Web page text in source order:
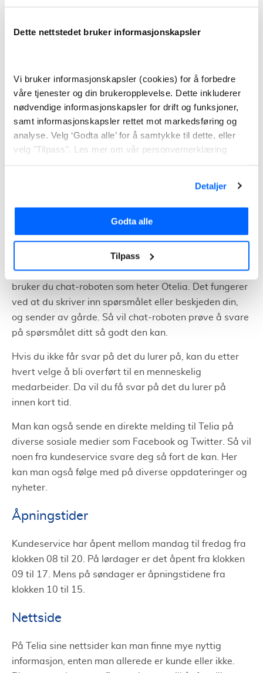
Dette nettstedet bruker informasjonskapsler
Vi bruker informasjonskapsler (cookies) for å forbedre
våre tjenester og din brukeropplevelse. Dette inkluderer
nødvendige informasjonskapsler for drift og funksjoner,
samt informasjonskapsler rettet mot markedsføring og
analyse. Velg ‘Godta alle’ for å samtykke til dette, eller
velg "Tilpass". Les mer om vår personvernerklæring
Detaljer
Godta alle
Tilpass
har du kun én leverandør å forholde deg til.
Hvis det er noe du lurer på kan du kontakte Telia sin
kundeservice. Det kan du gjøre ved å ringe til
telefonnummer +47 924 05 050.
Eventuelt kan man bruke kontaktskjemaet som finnes
skriver du inn din egen e-post, nummer og navn samt
Chat
En annen mulighet er å chatte med kundeservice. Da
bruker du chat-roboten som heter Otelia. Det fungerer
ved at du skriver inn spørsmålet eller beskjeden din,
og sender av gårde. Så vil chat-roboten prøve å svare
på spørsmålet ditt så godt den kan.
Hvis du ikke får svar på det du lurer på, kan du etter
hvert velge å bli overført til en menneskelig
medarbeider. Da vil du få svar på det du lurer på
innen kort tid.
Man kan også sende en direkte melding til Telia på
diverse sosiale medier som Facebook og Twitter. Så vil
noen fra kundeservice svare deg så fort de kan. Her
kan man også følge med på diverse oppdateringer og
nyheter.
Åpningstider
Kundeservice har åpent mellom mandag til fredag fra
klokken 08 til 20. På lørdager er det åpent fra klokken
09 til 17. Mens på søndager er åpningstidene fra
klokken 10 til 15.
Nettside
På Telia sine nettsider kan man finne mye nyttig
informasjon, enten man allerede er kunde eller ikke.